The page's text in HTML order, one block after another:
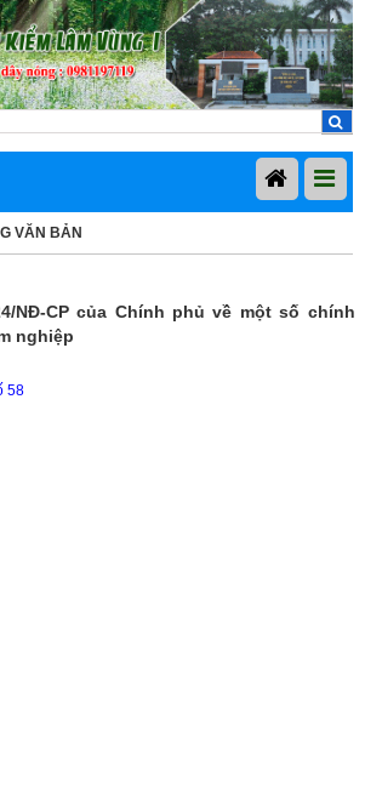
VĂN BẢN
NĐ-CP của Chính phủ về một số chính
nghiệp
58